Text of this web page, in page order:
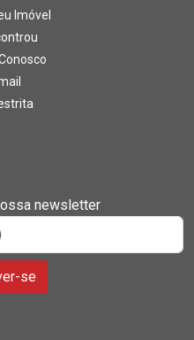
Imóvel
newsletter
se